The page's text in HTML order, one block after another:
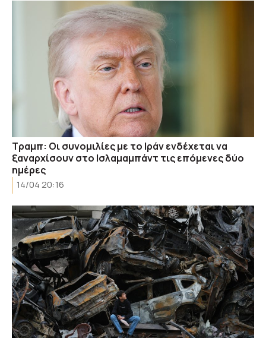
Τραμπ: Οι συνομιλίες με το Ιράν ενδέχεται να
ξαναρχίσουν στο Ισλαμαμπάντ τις επόμενες δύο
ημέρες
14/04 20:16